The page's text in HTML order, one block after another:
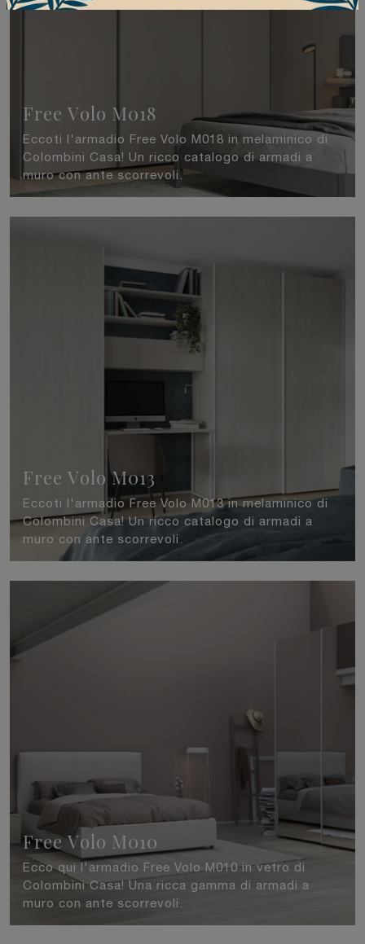
Free Volo M018
Eccoti l'armadio Free Volo M018 in melaminico di
Colombini Casa! Un ricco catalogo di armadi a
muro con ante scorrevoli.
Free Volo M013
Eccoti l'armadio Free Volo M013 in melaminico di
Colombini Casa! Un ricco catalogo di armadi a
muro con ante scorrevoli.
Free Volo M010
Ecco qui l'armadio Free Volo M010 in vetro di
Colombini Casa! Una ricca gamma di armadi a
muro con ante scorrevoli.